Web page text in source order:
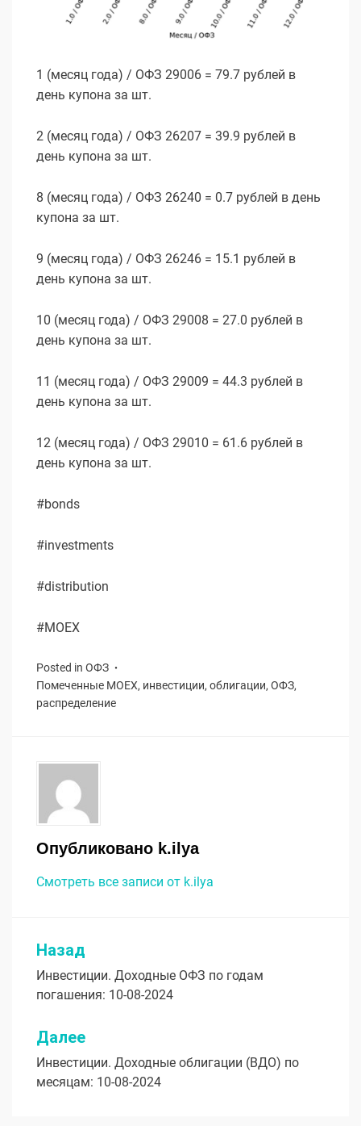
1 (месяц года) / ОФЗ 29006 = 79.7 рублей в
день купона за шт.
2 (месяц года) / ОФЗ 26207 = 39.9 рублей в
день купона за шт.
8 (месяц года) / ОФЗ 26240 = 0.7 рублей в день
купона за шт.
9 (месяц года) / ОФЗ 26246 = 15.1 рублей в
день купона за шт.
10 (месяц года) / ОФЗ 29008 = 27.0 рублей в
день купона за шт.
11 (месяц года) / ОФЗ 29009 = 44.3 рублей в
день купона за шт.
12 (месяц года) / ОФЗ 29010 = 61.6 рублей в
день купона за шт.
#bonds
#investments
#distribution
#MOEX
Posted in ОФЗ
Помеченные MOEX, инвестиции, облигации, ОФЗ,
распределение
Опубликовано k.ilya
Смотреть все записи от k.ilya
Навигация
по
записям
Назад
Инвестиции. Доходные ОФЗ по годам
погашения: 10-08-2024
Далее
Инвестиции. Доходные облигации (ВДО) по
месяцам: 10-08-2024